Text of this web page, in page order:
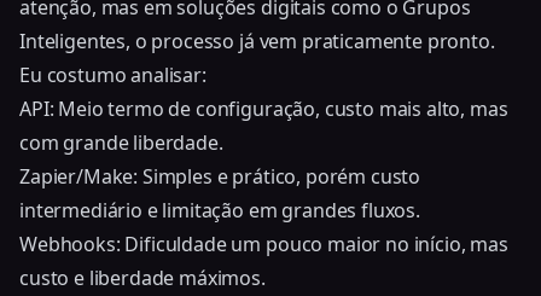
atenção, mas em soluções digitais como o Grupos
Inteligentes, o processo já vem praticamente pronto.
Eu costumo analisar:
API: Meio termo de configuração, custo mais alto, mas
com grande liberdade.
Zapier/Make: Simples e prático, porém custo
intermediário e limitação em grandes fluxos.
Webhooks: Dificuldade um pouco maior no início, mas
custo e liberdade máximos.